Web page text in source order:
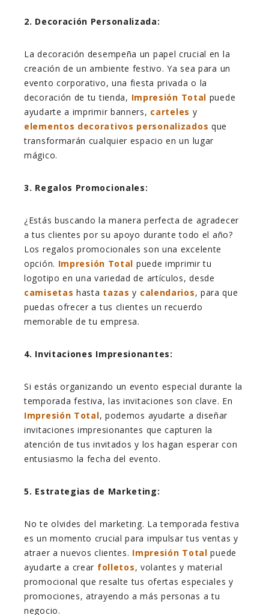
2. Decoración Personalizada:
La decoración desempeña un papel crucial en la
creación de un ambiente festivo. Ya sea para un
evento corporativo, una fiesta privada o la
decoración de tu tienda, Impresión Total puede
ayudarte a imprimir banners, carteles y
elementos decorativos personalizados que
transformarán cualquier espacio en un lugar
mágico.
3. Regalos Promocionales:
¿Estás buscando la manera perfecta de agradecer
a tus clientes por su apoyo durante todo el año?
Los regalos promocionales son una excelente
opción. Impresión Total puede imprimir tu
logotipo en una variedad de artículos, desde
camisetas hasta tazasy calendarios, para que
puedas ofrecer a tus clientes un recuerdo
memorable de tu empresa.
4. Invitaciones Impresionantes:
Si estás organizando un evento especial durante la
temporada festiva, las invitaciones son clave. En
Impresión Total, podemos ayudarte a diseñar
invitaciones impresionantes que capturen la
atención de tus invitados y los hagan esperar con
entusiasmo la fecha del evento.
5. Estrategias de Marketing:
No te olvides del marketing. La temporada festiva
es un momento crucial para impulsar tus ventas y
atraer a nuevos clientes. Impresión Total puede
ayudarte a crear folletos, volantes y material
promocional que resalte tus ofertas especiales y
promociones, atrayendo a más personas a tu
negocio.